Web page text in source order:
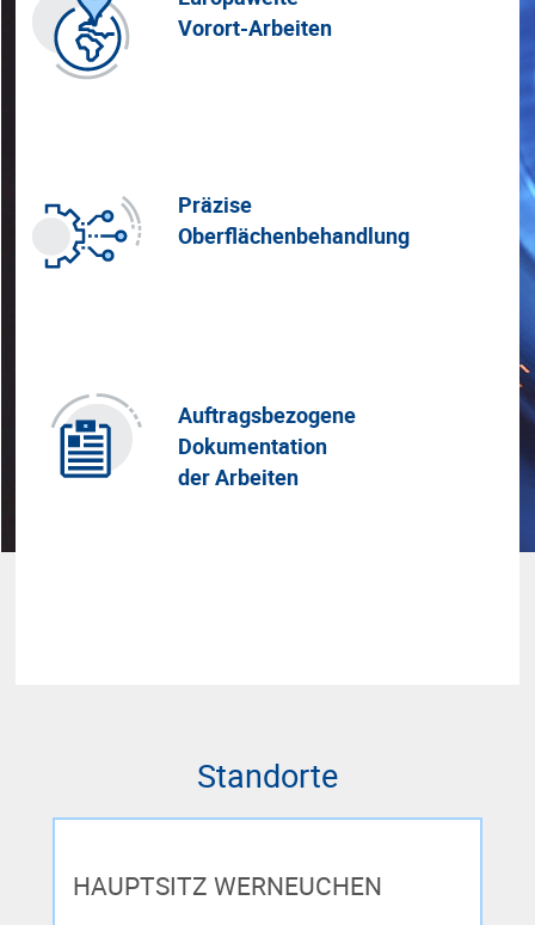
Vorort-Arbeiten
Präzise
Oberflächenbehandlung
Auftragsbezogene
Dokumentation
der Arbeiten
Standorte
HAUPTSITZ WERNEUCHEN